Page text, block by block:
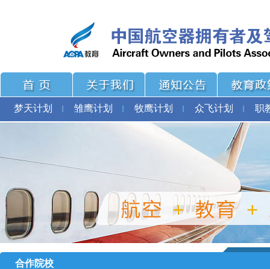
梦天计划 雏鹰计划 牧鹰计划 众飞计划 职
合作院校